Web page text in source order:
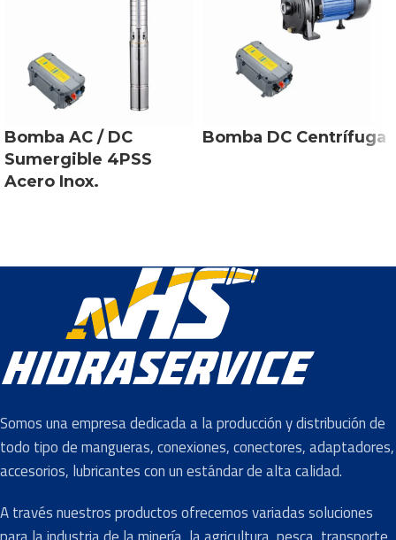
Bomba AC / DC
Sumergible 4PSS
Acero Inox.
Bomba DC Centrífuga
Somos una empresa dedicada a la producción y distribución de
todo tipo de mangueras, conexiones, conectores, adaptadores,
accesorios, lubricantes con un estándar de alta calidad.
A través nuestros productos ofrecemos variadas soluciones